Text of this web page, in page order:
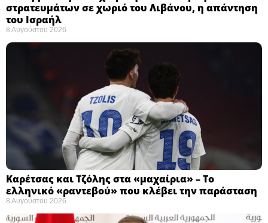
στρατευμάτων σε χωριό του Λιβάνου, η απάντηση
του Ισραήλ
8 Αυγούστου 2026
Καρέτσας και Τζόλης στα «μαχαίρια» – Το
ελληνικό «ραντεβού» που κλέβει την παράσταση
8 Αυγούστου 2026